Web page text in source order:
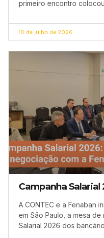
primeiro encontro
10 de julho de 2026
Campanha Salarial
A CONTEC e a Fenaban
em São Paulo, a mesa
Salarial 2026 dos